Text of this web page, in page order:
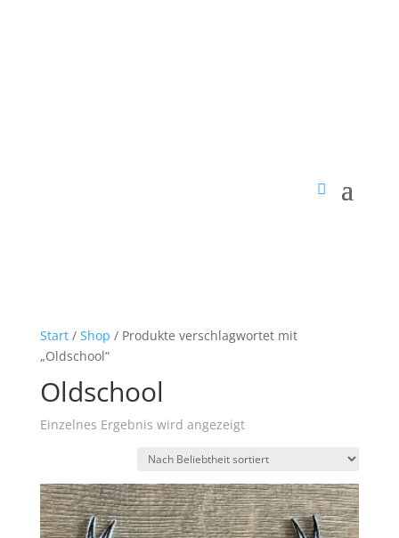
Start/ Shop / Produkte verschlagwortet mit
„Oldschool“
Oldschool
Einzelnes Ergebnis wird angezeigt